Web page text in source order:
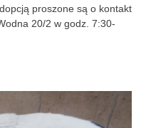
proszone są o kontakt
20/2 w godz. 7:30-